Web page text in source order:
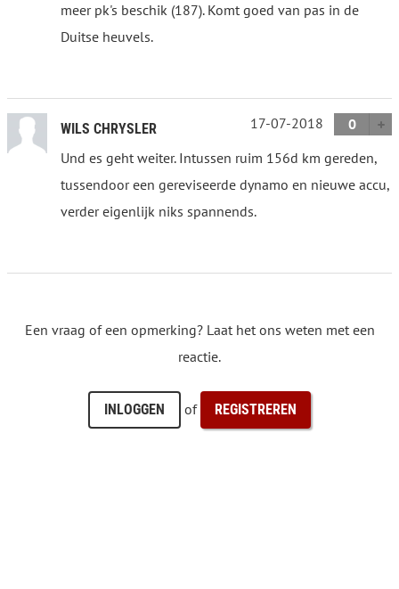
meer pk's beschik (187). Komt goed van pas in de
Duitse heuvels.
WILS CHRYSLER 17-07-2018
0
Und es geht weiter. Intussen ruim 156d km gereden,
tussendoor een gereviseerde dynamo en nieuwe accu,
verder eigenlijk niks spannends.
Een vraag of een opmerking? Laat het ons weten met een
reactie.
INLOGGEN of REGISTREREN